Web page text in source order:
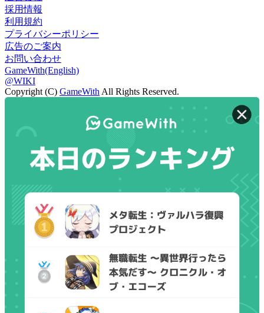
採用情報
利用規約
プライバシーポリシー
広告のご案内
お問い合わせ
GameWith(English)
@WIKI
Copyright (C) GameWith All Rights Reserved.